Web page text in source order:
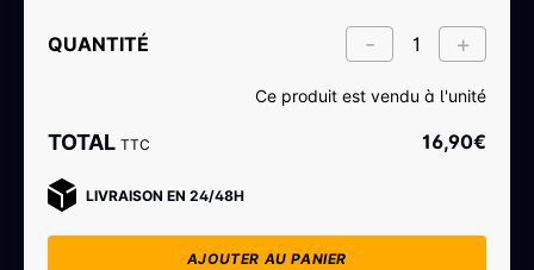
QUANTITÉ
Ce produit est vendu à l'unité
TOTAL TTC 16,90€
LIVRAISON EN 24/48H
AJOUTER AU PANIER